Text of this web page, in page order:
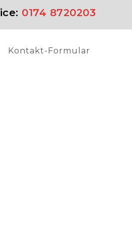
0174 8720203
Kontakt-Formular